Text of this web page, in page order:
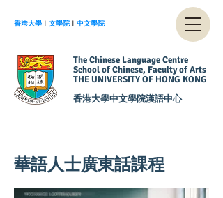
香港大學 ︱ 文學院 ︱ 中文學院
The Chinese Language Centre
School of Chinese, Faculty of Arts
THE UNIVERSITY OF HONG KONG
香港大學中文學院漢語中心
華語人士廣東話課程